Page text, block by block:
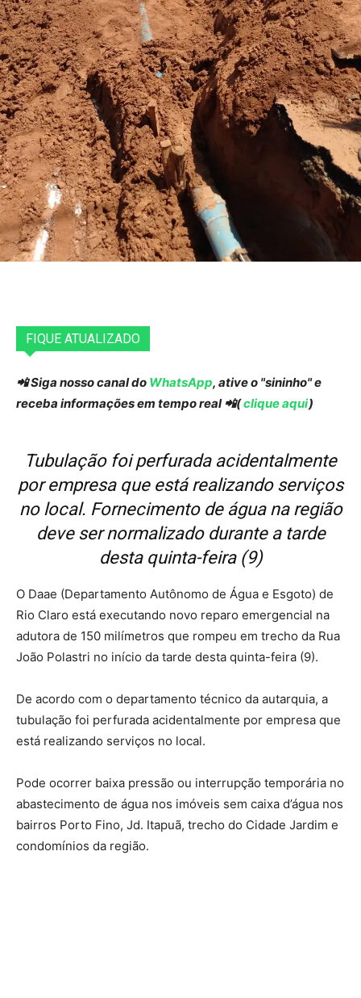
FIQUE ATUALIZADO
📲 Siga nosso canal do WhatsApp, ative o "sininho" e
receba informações em tempo real 📲(clique aqui)
Tubulação foi perfurada acidentalmente
por empresa que está realizando serviços
no local. Fornecimento de água na região
deve ser normalizado durante a tarde
desta quinta-feira (9)
O Daae (Departamento Autônomo de Água e Esgoto) de
Rio Claro está executando novo reparo emergencial na
adutora de 150 milímetros que rompeu em trecho da Rua
João Polastri no início da tarde desta quinta-feira (9).
De acordo com o departamento técnico da autarquia, a
tubulação foi perfurada acidentalmente por empresa que
está realizando serviços no local.
Pode ocorrer baixa pressão ou interrupção temporária no
abastecimento de água nos imóveis sem caixa d’água nos
bairros Porto Fino, Jd. Itapuã, trecho do Cidade Jardim e
condomínios da região.